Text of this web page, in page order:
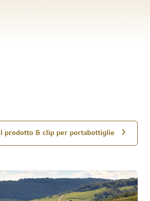
prodotto & clip per portabottiglie